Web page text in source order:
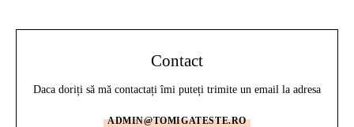
Contact
Daca doriți să mă contactați îmi puteți trimite un email la adresa
ADMIN@TOMIGATESTE.RO